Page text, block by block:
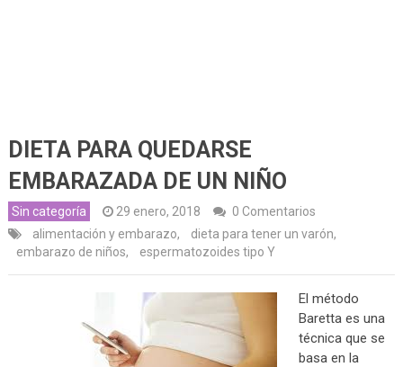
DIETA PARA QUEDARSE
EMBARAZADA DE UN NIÑO
Sin categoría 29 enero, 2018
0 Comentarios
alimentación y embarazo, dieta para tener un varón,
embarazo de niños, espermatozoides tipo Y
El método
Baretta es una
técnica que se
basa en la